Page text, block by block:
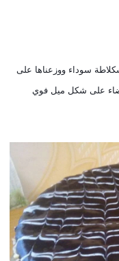
على شكل ميل فوي